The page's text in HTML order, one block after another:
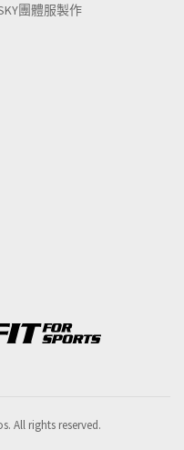
團體服製作
All rights reserved.